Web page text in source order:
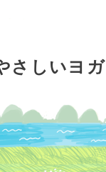
セス
さしいヨガ